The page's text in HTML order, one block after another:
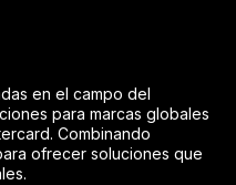
en el campo del
para marcas globales
Combinando
ofrecer soluciones que